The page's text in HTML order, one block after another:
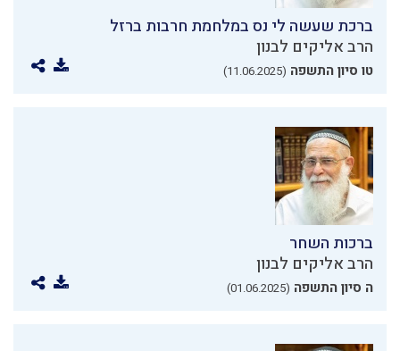
ברכת שעשה לי נס במלחמת חרבות ברזל
הרב אליקים לבנון
טו סיון התשפה (11.06.2025)
ברכות השחר
הרב אליקים לבנון
ה סיון התשפה (01.06.2025)